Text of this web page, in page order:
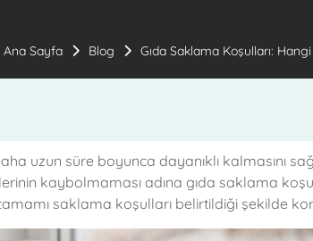
Ana Sayfa Blog Gıda Saklama Koşulları:
uzun süre boyunca dayanıklı kalmasını
kaybolmaması adına gıda saklama
saklama koşulları belirtildiği şekilde